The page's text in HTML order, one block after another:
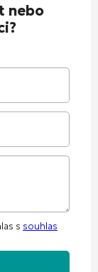
nebo
s souhlas